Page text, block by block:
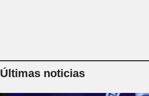
Últimas noticias